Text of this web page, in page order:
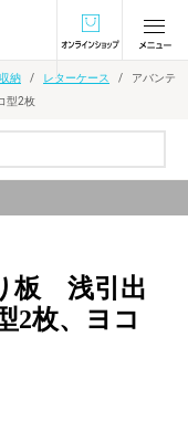
オンラインショ
納 レターケース
アバンテ
型2枚
板 浅引出
枚、ヨコ